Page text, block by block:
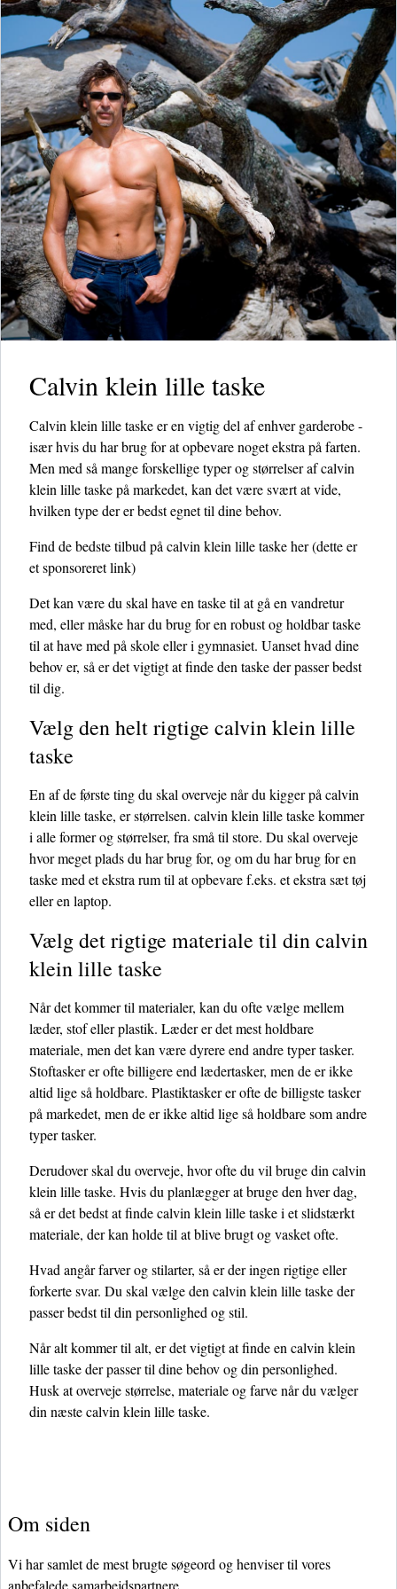
Calvin klein lille taske
Calvin klein lille taske er en vigtig del af enhver garderobe -
især hvis du har brug for at opbevare noget ekstra på farten.
Men med så mange forskellige typer og størrelser af calvin
klein lille taske på markedet, kan det være svært at vide,
hvilken type der er bedst egnet til dine behov.
Find de bedste tilbud på calvin klein lille taske her(dette er
et sponsoreret link)
Det kan være du skal have en taske til at gå en vandretur
med, eller måske har du brug for en robust og holdbar taske
til at have med på skole eller i gymnasiet. Uanset hvad dine
behov er, så er det vigtigt at finde den taske der passer bedst
til dig.
Vælg den helt rigtige calvin klein lille
taske
En af de første ting du skal overveje når du kigger på calvin
klein lille taske, er størrelsen. calvin klein lille taske kommer
i alle former og størrelser, fra små til store. Du skal overveje
hvor meget plads du har brug for, og om du har brug for en
taske med et ekstra rum til at opbevare f.eks. et ekstra sæt tøj
eller en laptop.
Vælg det rigtige materiale til din calvin
klein lille taske
Når det kommer til materialer, kan du ofte vælge mellem
læder, stof eller plastik. Læder er det mest holdbare
materiale, men det kan være dyrere end andre typer tasker.
Stoftasker er ofte billigere end lædertasker, men de er ikke
altid lige så holdbare. Plastiktasker er ofte de billigste tasker
på markedet, men de er ikke altid lige så holdbare som andre
typer tasker.
Derudover skal du overveje, hvor ofte du vil bruge din calvin
klein lille taske. Hvis du planlægger at bruge den hver dag,
så er det bedst at finde calvin klein lille taske i et slidstærkt
materiale, der kan holde til at blive brugt og vasket ofte.
Hvad angår farver og stilarter, så er der ingen rigtige eller
forkerte svar. Du skal vælge den calvin klein lille taske der
passer bedst til din personlighed og stil.
Når alt kommer til alt, er det vigtigt at finde en calvin klein
lille taske der passer til dine behov og din personlighed.
Husk at overveje størrelse, materiale og farve når du vælger
din næste calvin klein lille taske.
Om siden
Vi har samlet de mest brugte søgeord og henviser til vores
anbefalede samarbejdspartnere.